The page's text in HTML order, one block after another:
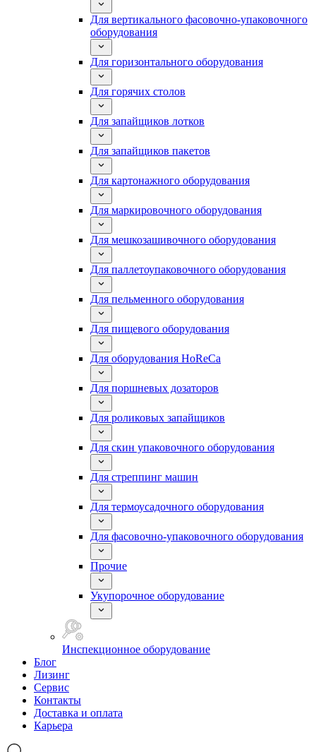
Для вертикального фасовочно-упаковочного
оборудования
Для горизонтального оборудования
Для горячих столов
Для запайщиков лотков
Для запайщиков пакетов
Для картонажного оборудования
Для маркировочного оборудования
Для мешкозашивочного оборудования
Для паллетоупаковочного оборудования
Для пельменного оборудования
Для пищевого оборудования
Для оборудования HoReCa
Для поршневых дозаторов
Для роликовых запайщиков
Для скин упаковочного оборудования
Для стреппинг машин
Для термоусадочного оборудования
Для фасовочно-упаковочного оборудования
Прочие
Укупорочное оборудование
Инспекционное оборудование
Блог
Лизинг
Сервис
Контакты
Доставка и оплата
Карьера